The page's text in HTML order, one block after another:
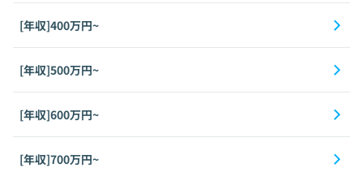
[年収]400万円~
[年収]500万円~
[年収]600万円~
[年収]700万円~